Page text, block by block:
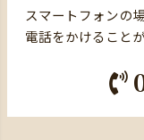
スマートフォンの
電話をかけること